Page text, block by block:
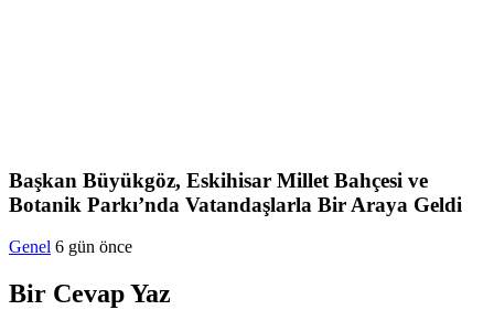
Başkan Büyükgöz, Eskihisar Millet Bahçesi ve
Botanik Parkı’nda Vatandaşlarla Bir Araya Geldi
Genel 6 gün önce
Bir Cevap Yaz